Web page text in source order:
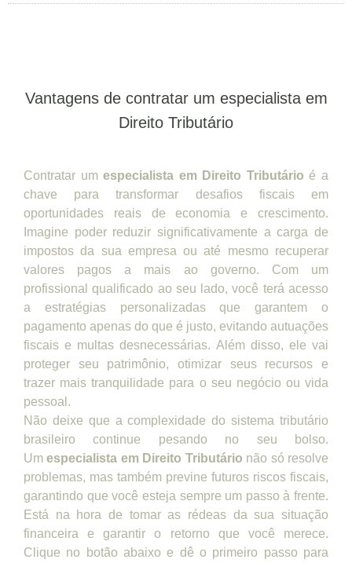
Vantagens de contratar um especialista em
Direito Tributário
Contratar umespecialista em Direito Tributário é a
chave para transformar desafios fiscais em
oportunidades reais de economia e crescimento.
Imagine poder reduzir significativamente a carga de
impostos da sua empresa ou até mesmo recuperar
valores pagos a mais ao governo. Com um
profissional qualificado ao seu lado, você terá acesso
a estratégias personalizadas que garantem o
pagamento apenas do que é justo, evitando autuações
fiscais e multas desnecessárias. Além disso, ele vai
proteger seu patrimônio, otimizar seus recursos e
trazer mais tranquilidade para o seu negócio ou vida
pessoal.
Não deixe que a complexidade do sistema tributário
brasileiro continue pesando no seu bolso.
Umespecialista em Direito Tributário não só resolve
problemas, mas também previne futuros riscos fiscais,
garantindo que você esteja sempre um passo à frente.
Está na hora de tomar as rédeas da sua situação
financeira e garantir o retorno que você merece.
Clique no botão abaixo e dê o primeiro passo para